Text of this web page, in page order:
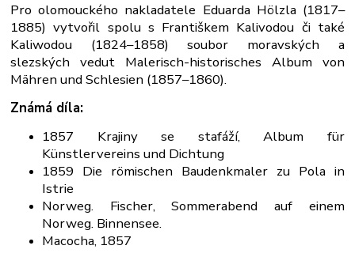
Pro olomouckého nakladatele Eduarda Hölzla (1817–
1885) vytvořil spolu s Františkem Kalivodou či také
Kaliwodou (1824–1858) soubor moravských a
slezských vedut Malerisch-historisches Album von
Mähren und Schlesien (1857–1860).
Známá díla:
1857 Krajiny se stafáží, Album für
Künstlervereins und Dichtung
1859 Die römischen Baudenkmaler zu Pola in
Istrie
Norweg. Fischer, Sommerabend auf einem
Norweg. Binnensee.
Macocha, 1857